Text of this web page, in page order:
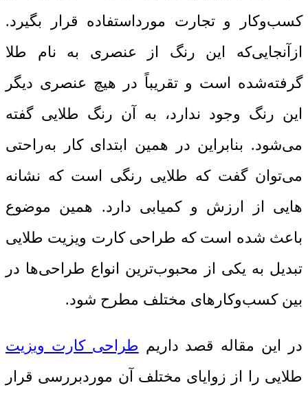
کسب‌وکار و تجارت مورداستفاده قرار بگیرد.
ازآنجایی‌که این رنگ از عنصری به نام طلا
گرفته‌شده است و تقریباً در هیچ عنصری دیگر
این رنگ وجود ندارد، به آن رنگ طلایی گفته
می‌شود. بنابراین در همین ابتدای کار به‌راحتی
می‌توان گفت که طلایی ‌رنگی است که نشانه
هایی از ارزش و کمیابی دارد. همین موضوع
باعث شده است که طراحی کارت ویزیت طلایی
تبدیل به یکی از محبوب‌ترین انواع طراحی‌ها در
بین کسب‌وکارهای مختلف مطرح شود.
در این مقاله قصد داریم طراحی کارت ویزیت
طلایی را از زوایای مختلف آن موردبررسی قرار